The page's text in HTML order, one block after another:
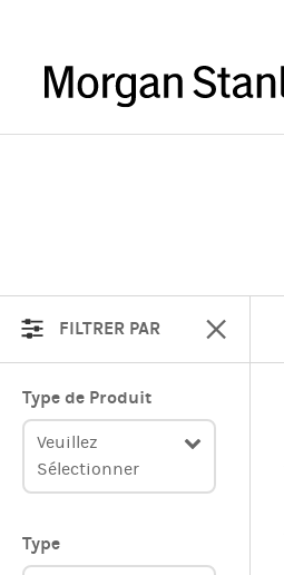
FILTRER PAR
Type de Produit
Veuillez
Sélectionner
Type